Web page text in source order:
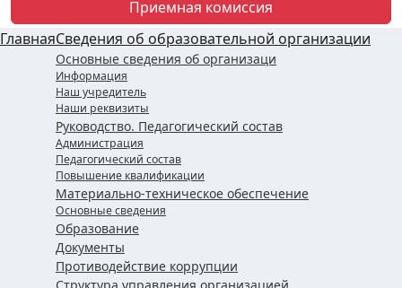
Приемная комиссия
ГлавнаяСведения об образовательной организации
Основные сведения об организаци
Информация
Наш учредитель
Наши реквизиты
Руководство. Педагогический состав
Администрация
Педагогический состав
Повышение квалификации
Материально-техническое обеспечение
Основные сведения
Образование
Документы
Противодействие коррупции